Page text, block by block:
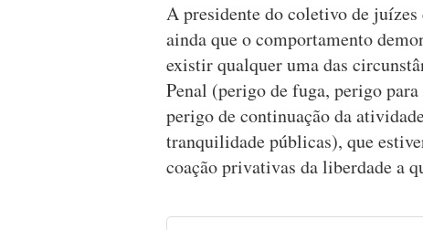
A presidente do coletivo de
ainda que o comportamento
existir qualquer uma das
Penal (perigo de fuga, perigo
perigo de continuação da
tranquilidade públicas), que
coação privativas da liberdade a